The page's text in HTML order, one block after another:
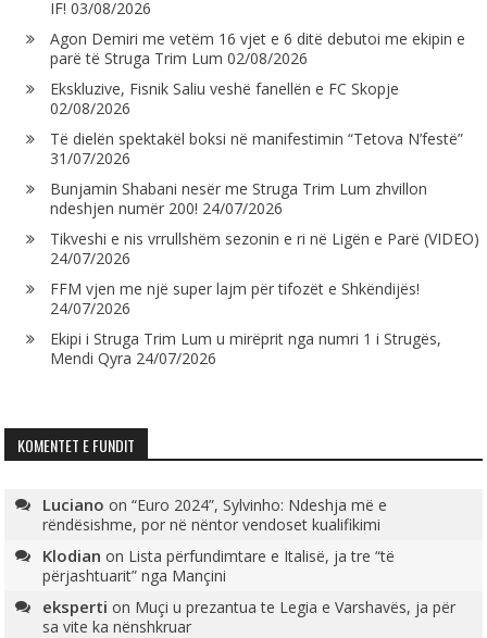
IF! 03/08/2026
Agon Demiri me vetëm 16 vjet e 6 ditë debutoi me ekipin e
parë të Struga Trim Lum 02/08/2026
Ekskluzive, Fisnik Saliu veshë fanellën e FC Skopje
02/08/2026
Të dielën spektakël boksi në manifestimin “Tetova N’festë”
31/07/2026
Bunjamin Shabani nesër me Struga Trim Lum zhvillon
ndeshjen numër 200! 24/07/2026
Tikveshi e nis vrrullshëm sezonin e ri në Ligën e Parë (VIDEO)
24/07/2026
FFM vjen me një super lajm për tifozët e Shkëndijës!
24/07/2026
Ekipi i Struga Trim Lum u mirëprit nga numri 1 i Strugës,
Mendi Qyra 24/07/2026
KOMENTET E FUNDIT
Luciano on“Euro 2024”, Sylvinho: Ndeshja më e
rëndësishme, por në nëntor vendoset kualifikimi
Klodian on Lista përfundimtare e Italisë, ja tre “të
përjashtuarit” nga Mançini
eksperti on Muçi u prezantua te Legia e Varshavës, ja për
sa vite ka nënshkruar